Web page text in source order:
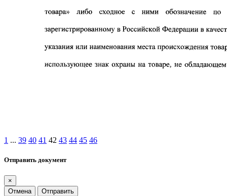
1 ... 39 40 41 42 43 44 45 46
Отправить документ
×
Отмена
Отправить